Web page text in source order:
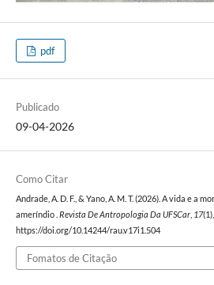
pdf
Publicado
09-04-2026
Como Citar
Andrade, A. D. F., & Yano, A. M. T. (2026). A vida e a
ameríndio . Revista De Antropologia Da UFSCar, 17
https://doi.org/10.14244/rau.v17i1.504
Fomatos de Citação